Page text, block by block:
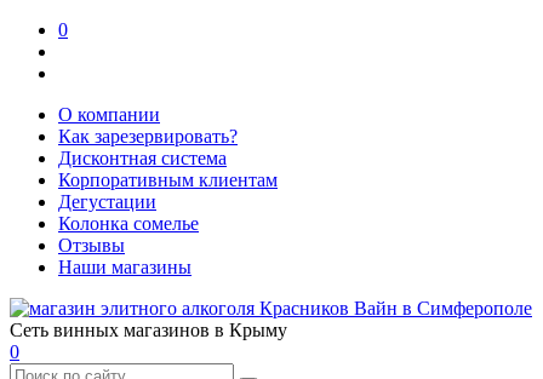
0
О компании
Как зарезервировать?
Дисконтная система
Корпоративным клиентам
Дегустации
Колонка сомелье
Отзывы
Наши магазины
Сеть винных магазинов в Крыму
0